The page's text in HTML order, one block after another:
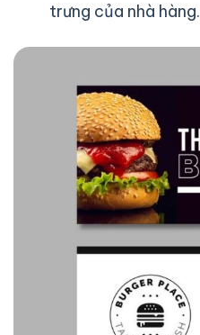
trưng của nhà hàng.